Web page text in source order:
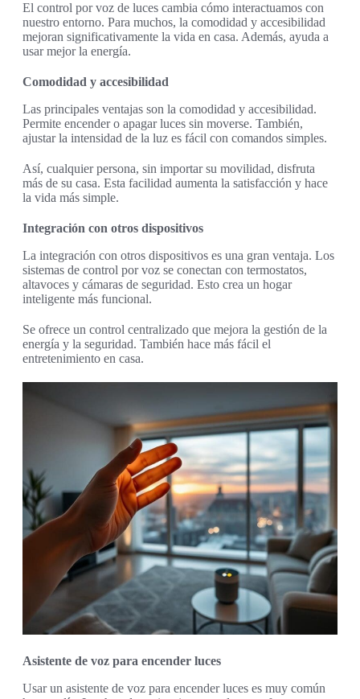
El control por voz de luces cambia cómo interactuamos con
nuestro entorno. Para muchos, la comodidad y accesibilidad
mejoran significativamente la vida en casa. Además, ayuda a
usar mejor la energía.
Comodidad y accesibilidad
Las principales ventajas son la comodidad y accesibilidad.
Permite encender o apagar luces sin moverse. También,
ajustar la intensidad de la luz es fácil con comandos simples.
Así, cualquier persona, sin importar su movilidad, disfruta
más de su casa. Esta facilidad aumenta la satisfacción y hace
la vida más simple.
Integración con otros dispositivos
La integración con otros dispositivos es una gran ventaja. Los
sistemas de control por voz se conectan con termostatos,
altavoces y cámaras de seguridad. Esto crea un hogar
inteligente más funcional.
Se ofrece un control centralizado que mejora la gestión de la
energía y la seguridad. También hace más fácil el
entretenimiento en casa.
Asistente de voz para encender luces
Usar un asistente de voz para encender luces es muy común